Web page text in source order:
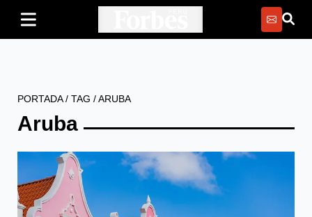
PORTADA/ TAG /ARUBA
Aruba